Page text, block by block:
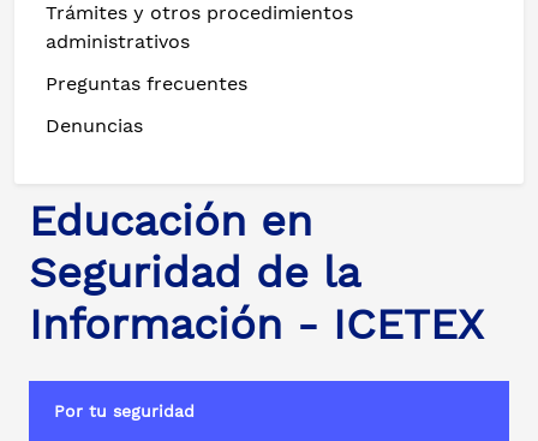
Trámites y otros procedimientos
administrativos
Preguntas frecuentes
Denuncias
Educación en
Seguridad de la
Información - ICETEX
Por tu seguridad